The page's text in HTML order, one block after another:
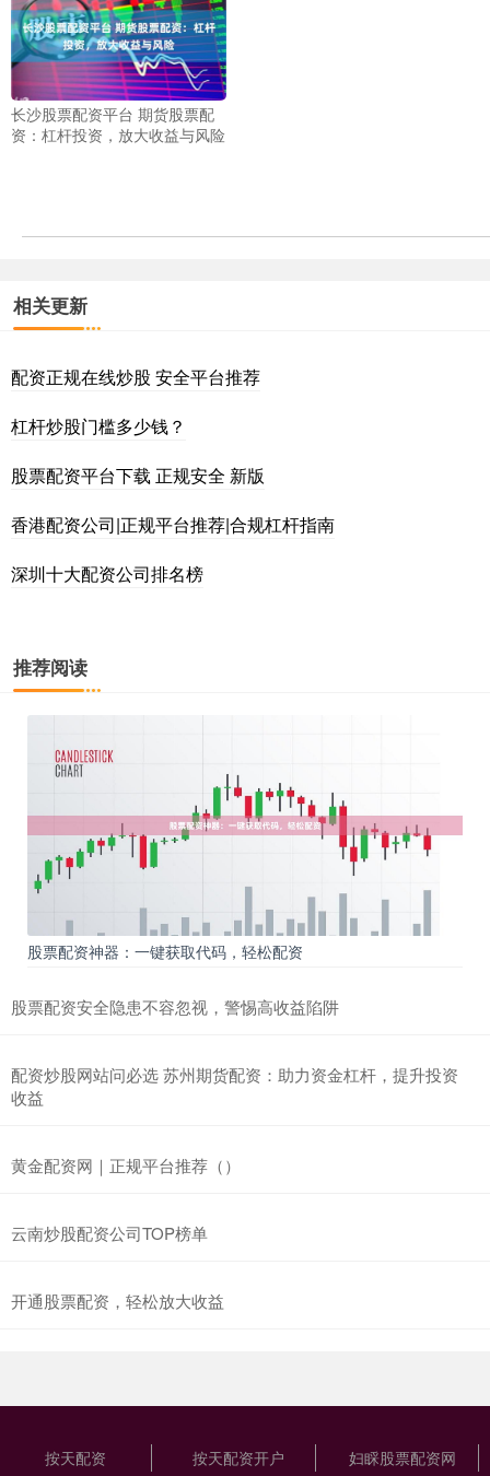
长沙股票配资平台 期货股票配
资：杠杆投资，放大收益与风险
相关更新
配资正规在线炒股 安全平台推荐
杠杆炒股门槛多少钱？
股票配资平台下载 正规安全 新版
香港配资公司|正规平台推荐|合规杠杆指南
深圳十大配资公司排名榜
推荐阅读
股票配资神器：一键获取代码，轻松配资
股票配资安全隐患不容忽视，警惕高收益陷阱
配资炒股网站问必选 苏州期货配资：助力资金杠杆，提升投资
收益
黄金配资网｜正规平台推荐（）
云南炒股配资公司TOP榜单
开通股票配资，轻松放大收益
按天配资 按天配资开户 妇睬股票配资网